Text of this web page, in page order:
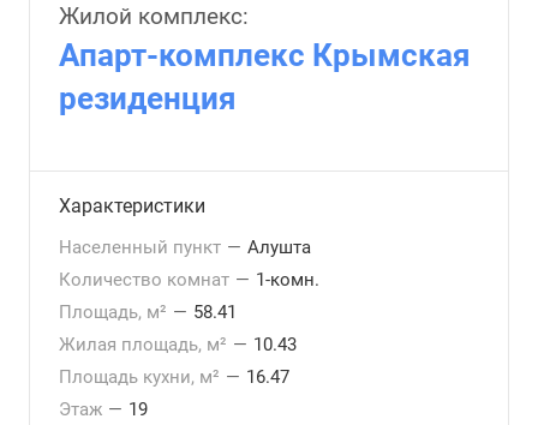
Жилой комплекс:
Апарт-комплекс Крымская
резиденция
Характеристики
Населенный пункт — Алушта
Количество комнат — 1-комн.
Площадь, м² — 58.41
Жилая площадь, м² — 10.43
Площадь кухни, м² — 16.47
Этаж — 19